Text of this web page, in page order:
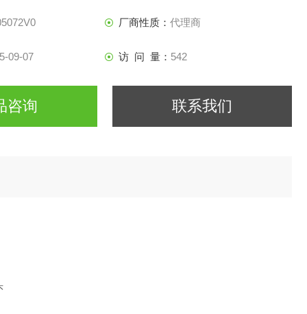
厂商性质： 代理商
09-07 访 问 量： 542
咨询 联系我们